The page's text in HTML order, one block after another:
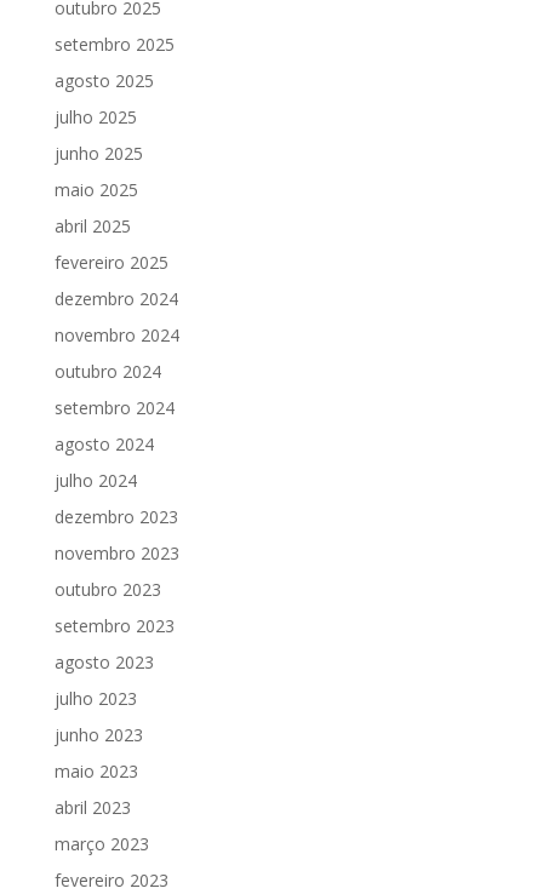
outubro 2025
setembro 2025
agosto 2025
julho 2025
junho 2025
maio 2025
abril 2025
fevereiro 2025
dezembro 2024
novembro 2024
outubro 2024
setembro 2024
agosto 2024
julho 2024
dezembro 2023
novembro 2023
outubro 2023
setembro 2023
agosto 2023
julho 2023
junho 2023
maio 2023
abril 2023
março 2023
fevereiro 2023